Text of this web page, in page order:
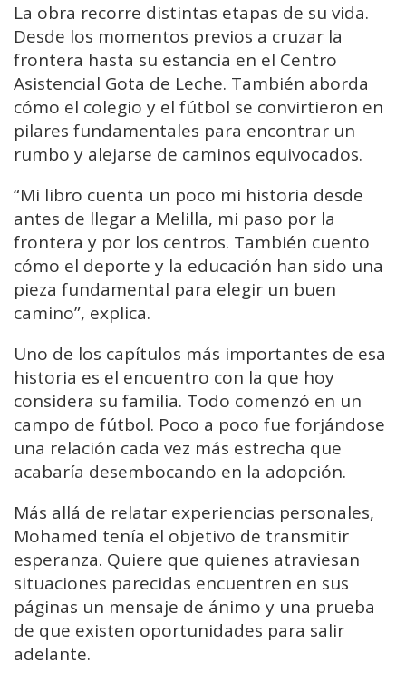
La obra recorre distintas etapas de su vida.
Desde los momentos previos a cruzar la
frontera hasta su estancia en el Centro
Asistencial Gota de Leche. También aborda
cómo el colegio y el fútbol se convirtieron en
pilares fundamentales para encontrar un
rumbo y alejarse de caminos equivocados.
“Mi libro cuenta un poco mi historia desde
antes de llegar a Melilla, mi paso por la
frontera y por los centros. También cuento
cómo el deporte y la educación han sido una
pieza fundamental para elegir un buen
camino”, explica.
Uno de los capítulos más importantes de esa
historia es el encuentro con la que hoy
considera su familia. Todo comenzó en un
campo de fútbol. Poco a poco fue forjándose
una relación cada vez más estrecha que
acabaría desembocando en la adopción.
Más allá de relatar experiencias personales,
Mohamed tenía el objetivo de transmitir
esperanza. Quiere que quienes atraviesan
situaciones parecidas encuentren en sus
páginas un mensaje de ánimo y una prueba
de que existen oportunidades para salir
adelante.